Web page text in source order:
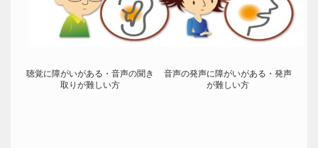
聴覚に障がいがある・音声の聞き
取りが難しい方
音声の発声に障がいがある・発声
が難しい方